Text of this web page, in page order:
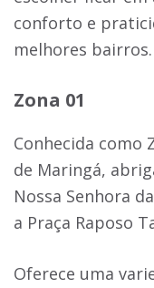
conforto e
melhores bairros.
Zona 01
Conhecida como
de Maringá,
Nossa Senhora
a Praça Raposo
Oferece uma